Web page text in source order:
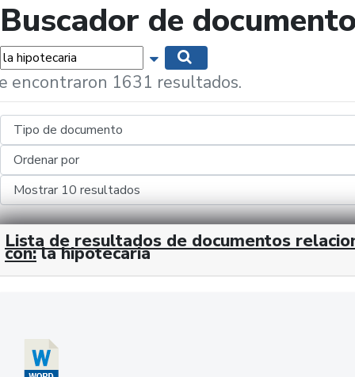
Buscador de
Mostrar opciones de búsqueda
encontraron 1631 resultados.
Lista de resultados de documentos
con: la hipotecaria